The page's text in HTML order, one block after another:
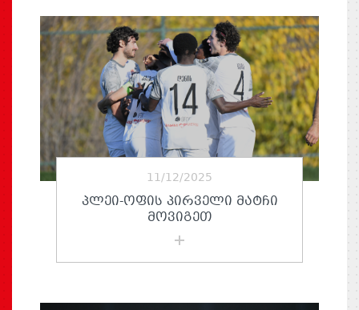
11/12/2025
ᲞᲚᲔᲘ-ᲝᲤᲘᲡ ᲞᲘᲠᲕᲔᲚᲘ ᲛᲐᲢᲩᲘ
ᲛᲝᲕᲘᲒᲔᲗ